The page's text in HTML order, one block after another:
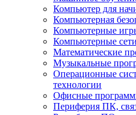
Компьютер для
Компьютерная
Компьютерные
Компьютерные сети
Математические
Музыкальные
Операционные
технологии
Офисные
Периферия ПК,